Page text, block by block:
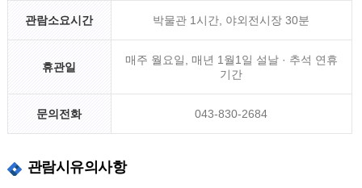
관람소요시간 박물관 1시간, 야외전시장 30분
휴관일
매주 월요일, 매년 1월1일 설날 · 추석 연휴
기간
문의전화 043-830-2684
관람시유의사항